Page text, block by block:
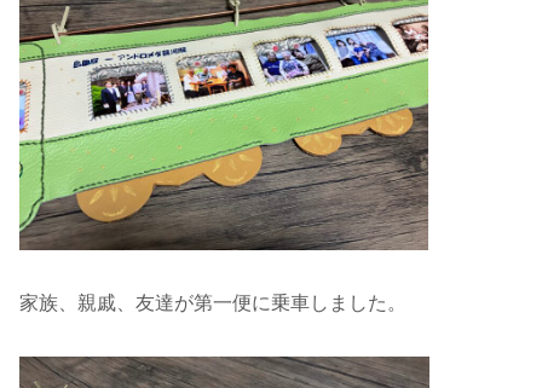
家族、親戚、友達が第一便に乗車しました。